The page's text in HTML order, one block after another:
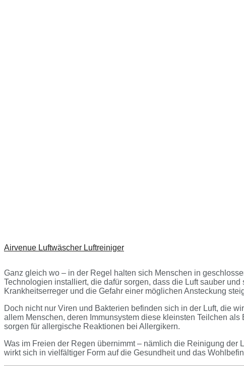
Airvenue Luftwäscher Luftreiniger
Ganz gleich wo – in der Regel halten sich Menschen in
Technologien installiert, die dafür sorgen, dass die Luft sauber
Krankheitserreger und die Gefahr einer möglichen Ansteckung
Doch nicht nur Viren und Bakterien befinden sich in der Luft, die
allem Menschen, deren Immunsystem diese kleinsten Teilchen
sorgen für allergische Reaktionen bei Allergikern.
Was im Freien der Regen übernimmt – nämlich die Reinigung der
wirkt sich in vielfältiger Form auf die Gesundheit und das